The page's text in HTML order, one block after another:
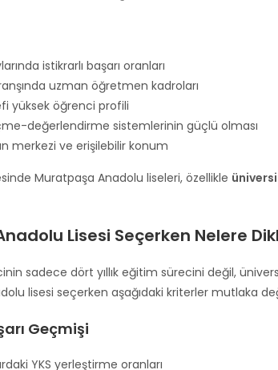
istikrarlı başarı oranları
uzman öğretmen kadroları
yüksek öğrenci profili
değerlendirme sistemlerinin güçlü olması
merkezi ve erişilebilir konum
Muratpaşa Anadolu liseleri, özellikle
Lisesi Seçerken Nelere
sadece dört yıllık eğitim sürecini değil,
lisesi seçerken aşağıdaki kriterler mutlaka
Geçmişi
YKS yerleştirme oranları